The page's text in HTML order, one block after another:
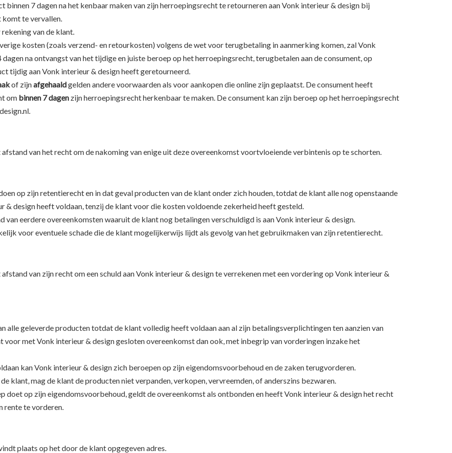
binnen 7 dagen na het kenbaar maken van zijn herroepingsrecht te retourneren aan Vonk interieur & design bij
komt te vervallen.
van de klant.
kosten (zoals verzend- en retourkosten) volgens de wet voor terugbetaling in aanmerking komen, zal Vonk
na ontvangst van het tijdige en juiste beroep op het herroepingsrecht, terugbetalen aan de consument, op
tijdig aan Vonk interieur & design heeft geretourneerd.
of zijnafgehaaldgelden andere voorwaarden als voor aankopen die online zijn geplaatst. De consument heeft
om binnen 7 dagen zijn herroepingsrecht herkenbaar te maken. De consument kan zijn beroep op het herroepingsrecht
van het recht om de nakoming van enige uit deze overeenkomst voortvloeiende verbintenis op te schorten.
op zijn retentierecht en in dat geval producten van de klant onder zich houden, totdat de klant alle nog openstaande
& design heeft voldaan, tenzij de klant voor die kosten voldoende zekerheid heeft gesteld.
van eerdere overeenkomsten waaruit de klant nog betalingen verschuldigd is aan Vonk interieur & design.
voor eventuele schade die de klant mogelijkerwijs lijdt als gevolg van het gebruikmaken van zijn retentierecht.
van zijn recht om een schuld aan Vonk interieur & design te verrekenen met een vordering op Vonk interieur &
alle geleverde producten totdat de klant volledig heeft voldaan aan al zijn betalingsverplichtingen ten aanzien van
voor met Vonk interieur & design gesloten overeenkomst dan ook, met inbegrip van vorderingen inzake het
kan Vonk interieur & design zich beroepen op zijn eigendomsvoorbehoud en de zaken terugvorderen.
klant, mag de klant de producten niet verpanden, verkopen, vervreemden, of anderszins bezwaren.
doet op zijn eigendomsvoorbehoud, geldt de overeenkomst als ontbonden en heeft Vonk interieur & design het recht
rente te vorderen.
plaats op het door de klant opgegeven adres.